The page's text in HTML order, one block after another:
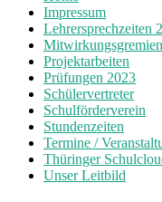
Impressum
Lehrersprechzeiten
Mitwirkungsgremien
Projektarbeiten
Prüfungen 2023
Schülervertreter
Schulförderverein
Stundenzeiten
Termine /
Thüringer
Unser Leitbild